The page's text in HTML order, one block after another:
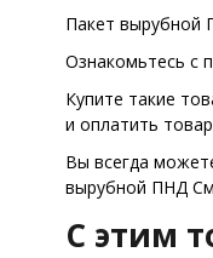
Пакет вырубной
Ознакомьтесь с
Купите такие
и оплатить
Вы всегда
вырубной ПНД
C этим